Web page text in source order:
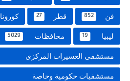
فن 852 قطر 27 كورونا
ليبيا 19 محافظات 5029
مستشفى العسيرات المركزى
مستشفيات حكومية وخاصة